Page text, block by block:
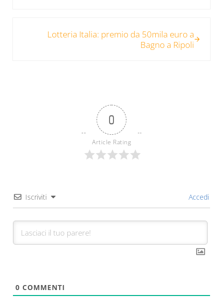
Lotteria Italia: premio da 50mila euro a
Bagno a Ripoli
0
Article Rating
Iscriviti Accedi
0 COMMENTI